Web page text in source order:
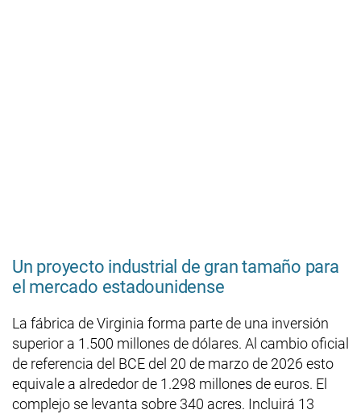
Un proyecto industrial de gran tamaño para
el mercado estadounidense
La fábrica de Virginia forma parte de una inversión
superior a 1.500 millones de dólares. Al cambio oficial
de referencia del BCE del 20 de marzo de 2026 esto
equivale a alrededor de 1.298 millones de euros. El
complejo se levanta sobre 340 acres. Incluirá 13